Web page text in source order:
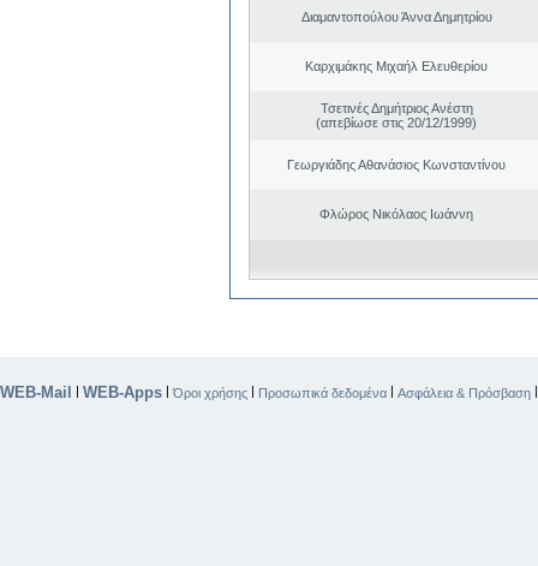
Διαμαντοπούλου Άννα Δημητρίου
Καρχιμάκης Μιχαήλ Ελευθερίου
Τσετινές Δημήτριος Ανέστη
(απεβίωσε στις 20/12/1999)
Γεωργιάδης Αθανάσιος Κωνσταντίνου
Φλώρος Νικόλαος Ιωάννη
WEB-Mail | WEB-Apps |Όροι χρήσης | Προσωπικά δεδομένα | Ασφάλεια & Πρόσβαση